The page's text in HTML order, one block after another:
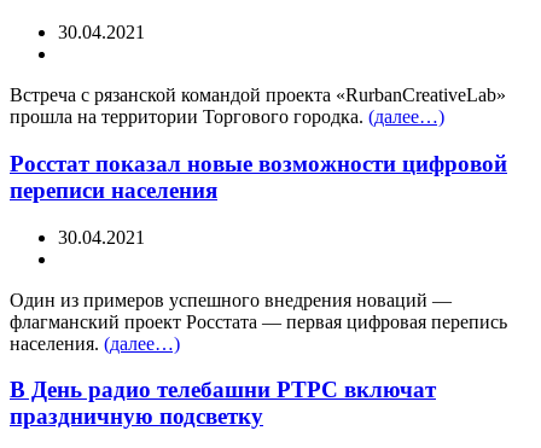
30.04.2021
Встреча с рязанской командой проекта «RurbanCreativeLab»
прошла на территории Торгового городка. (далее…)
Росстат показал новые возможности цифровой
переписи населения
30.04.2021
Один из примеров успешного внедрения новаций —
флагманский проект Росстата — первая цифровая перепись
населения. (далее…)
В День радио телебашни РТРС включат
праздничную подсветку